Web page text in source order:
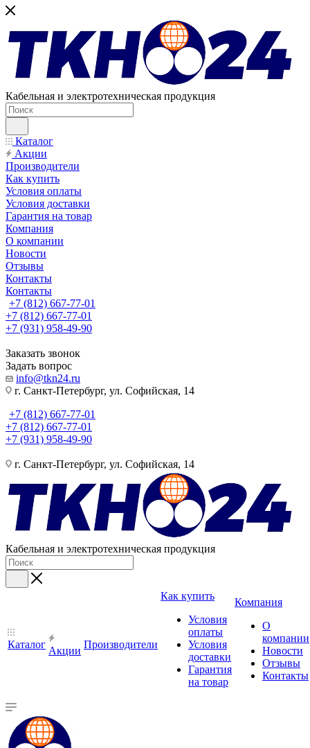
Кабельная и электротехническая продукция
Каталог
Акции
Производители
Как купить
Условия оплаты
Условия доставки
Гарантия на товар
Компания
О компании
Новости
Отзывы
Контакты
Контакты
+7 (812) 667-77-01
+7 (812) 667-77-01
+7 (931) 958-49-90
Заказать звонок
Задать вопрос
info@tkn24.ru
г. Санкт-Петербург, ул. Софийская, 14
+7 (812) 667-77-01
+7 (812) 667-77-01
+7 (931) 958-49-90
г. Санкт-Петербург, ул. Софийская, 14
Кабельная и электротехническая продукция
Каталог
Акции
Производители
Как купить
Условия
оплаты
Условия
доставки
Гарантия
на товар
Компания
О
компании
Новости
Отзывы
Контакты